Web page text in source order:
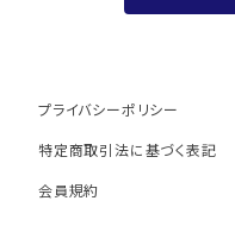
プライバシーポリシー
特定商取引法に基づく表記
会員規約